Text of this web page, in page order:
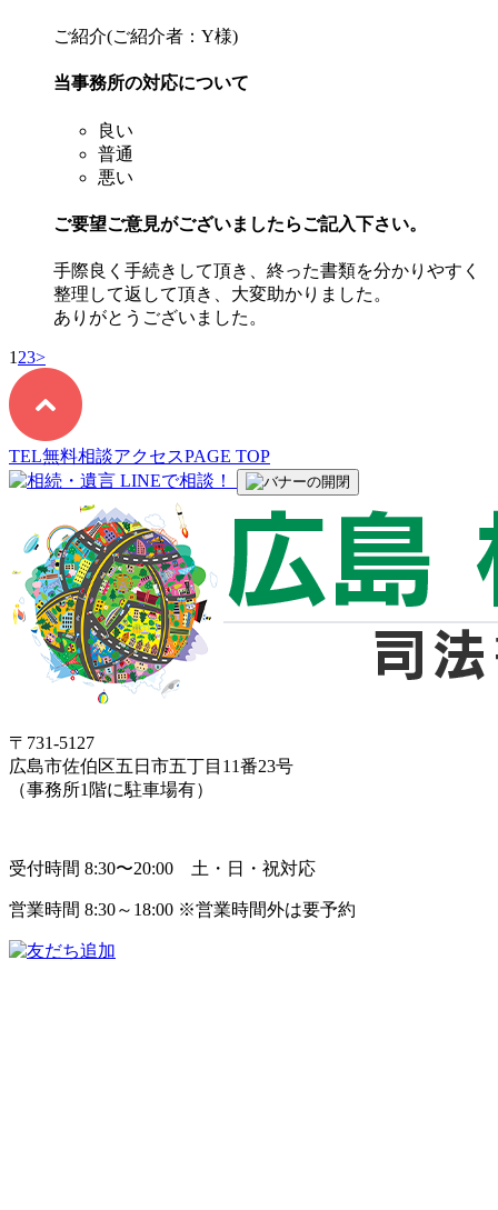
ご紹介(ご紹介者：Y様)
当事務所の対応について
良い
普通
悪い
ご要望ご意見がございましたらご記入下さい。
手際良く手続きして頂き、終った書類を分かりやすく
整理して返して頂き、大変助かりました。
ありがとうございました。
1 23>
TEL無料相談アクセスPAGE TOP
〒731-5127
広島市佐伯区五日市五丁目11番23号
（事務所1階に駐車場有）
受付時間 8:30〜20:00 土・日・祝対応
営業時間 8:30～18:00 ※営業時間外は要予約